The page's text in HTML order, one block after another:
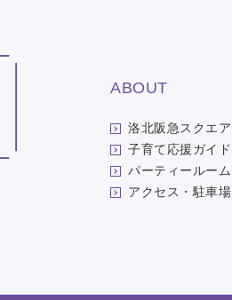
ABOUT
洛北阪急スクエ
子育て応援ガイド
パーティールーム
アクセス・駐車場